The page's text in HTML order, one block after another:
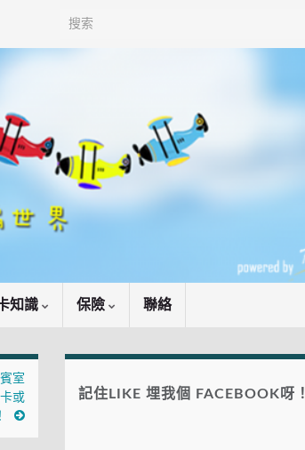
Search for:
知識 保險 聯絡
室
或
記住LIKE 埋我個 FACEBOOK呀！